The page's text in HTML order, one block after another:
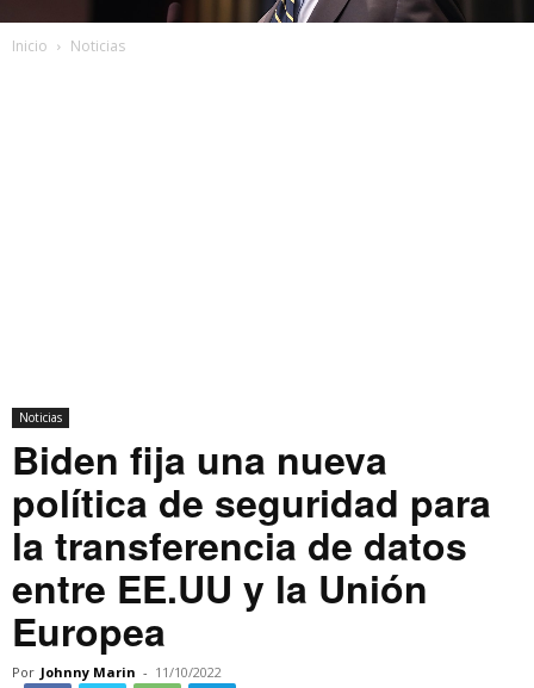
Inicio Noticias
Noticias
Biden fija una nueva
política de seguridad para
la transferencia de datos
entre EE.UU y la Unión
Europea
Por Johnny Marin - 11/10/2022